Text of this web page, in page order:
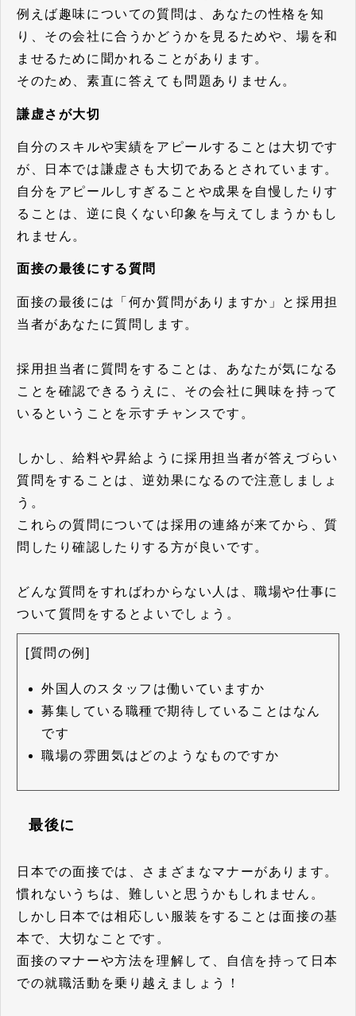
例えば趣味についての質問は、あなたの性格を知
り、その会社に合うかどうかを見るためや、場を和
ませるために聞かれることがあります。
そのため、素直に答えても問題ありません。
謙虚さが大切
自分のスキルや実績をアピールすることは大切です
が、日本では謙虚さも大切であるとされています。
自分をアピールしすぎることや成果を自慢したりす
ることは、逆に良くない印象を与えてしまうかもし
れません。
面接の最後にする質問
面接の最後には「何か質問がありますか」と採用担
当者があなたに質問します。
採用担当者に質問をすることは、あなたが気になる
ことを確認できるうえに、その会社に興味を持って
いるということを示すチャンスです。
しかし、給料や昇給ように採用担当者が答えづらい
質問をすることは、逆効果になるので注意しましょ
う。
これらの質問については採用の連絡が来てから、質
問したり確認したりする方が良いです。
どんな質問をすればわからない人は、職場や仕事に
ついて質問をするとよいでしょう。
[質問の例]
外国人のスタッフは働いていますか
募集している職種で期待していることはなん
です
職場の雰囲気はどのようなものですか
最後に
日本での面接では、さまざまなマナーがあります。
慣れないうちは、難しいと思うかもしれません。
しかし日本では相応しい服装をすることは面接の基
本で、大切なことです。
面接のマナーや方法を理解して、自信を持って日本
での就職活動を乗り越えましょう！